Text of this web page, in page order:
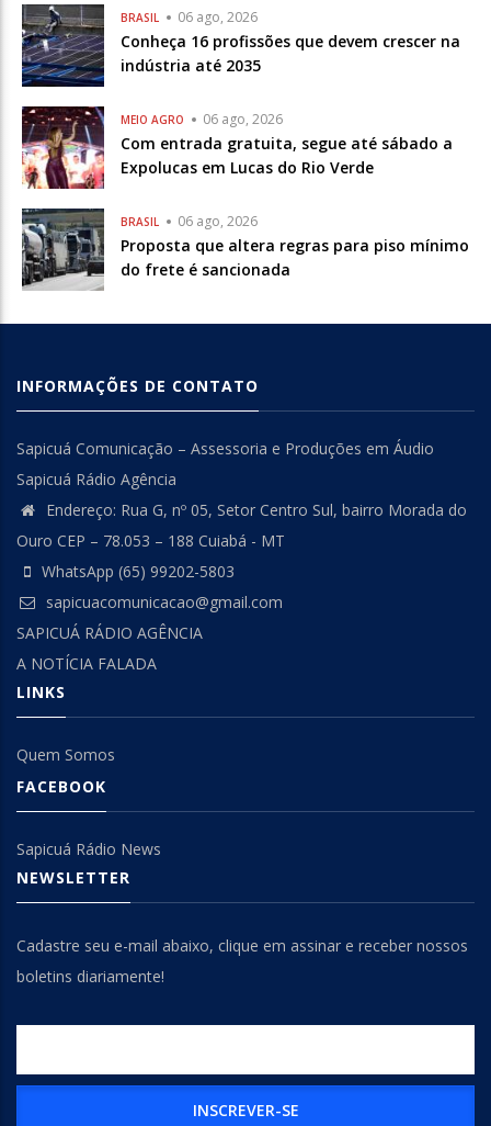
BRASIL 06 ago, 2026
Conheça 16 profissões que devem crescer na
indústria até 2035
MEIO AGRO 06 ago, 2026
Com entrada gratuita, segue até sábado a
Expolucas em Lucas do Rio Verde
BRASIL 06 ago, 2026
Proposta que altera regras para piso mínimo
do frete é sancionada
INFORMAÇÕES DE CONTATO
Sapicuá Comunicação – Assessoria e Produções em Áudio
Sapicuá Rádio Agência
Endereço: Rua G, nº 05, Setor Centro Sul, bairro Morada do
Ouro CEP – 78.053 – 188 Cuiabá - MT
WhatsApp (65) 99202-5803
sapicuacomunicacao@gmail.com
SAPICUÁ RÁDIO AGÊNCIA
A NOTÍCIA FALADA
LINKS
Quem Somos
FACEBOOK
Sapicuá Rádio News
NEWSLETTER
Cadastre seu e-mail abaixo, clique em assinar e receber nossos
boletins diariamente!